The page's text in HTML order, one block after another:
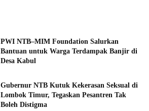
PWI NTB–MIM Foundation Salurkan
Bantuan untuk Warga Terdampak Banjir di
Desa Kabul
Gubernur NTB Kutuk Kekerasan Seksual di
Lombok Timur, Tegaskan Pesantren Tak
Boleh Distigma